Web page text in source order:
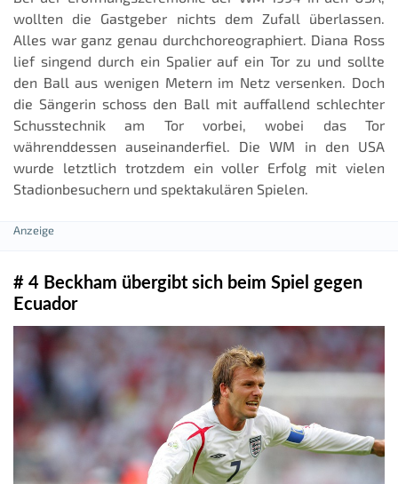
wollten die Gastgeber nichts dem Zufall überlassen.
Alles war ganz genau durchchoreographiert. Diana Ross
lief singend durch ein Spalier auf ein Tor zu und sollte
den Ball aus wenigen Metern im Netz versenken. Doch
die Sängerin schoss den Ball mit auffallend schlechter
Schusstechnik am Tor vorbei, wobei das Tor
währenddessen auseinanderfiel. Die WM in den USA
wurde letztlich trotzdem ein voller Erfolg mit vielen
Stadionbesuchern und spektakulären Spielen.
# 4 Beckham übergibt sich beim Spiel gegen
Ecuador